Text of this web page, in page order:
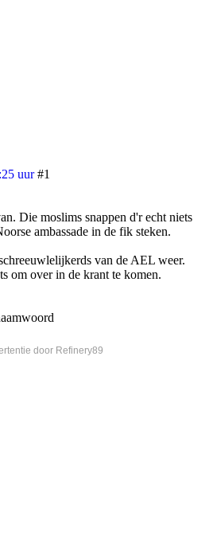
uur #1
Die moslims snappen d'r echt niets
ambassade in de fik steken.
van de AEL weer.
om over in de krant te komen.
door Refinery89